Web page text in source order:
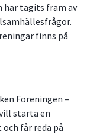
har tagits fram av
finns på
Föreningen –
starta en
får reda på